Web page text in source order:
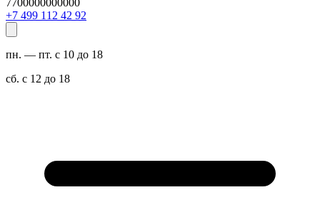
7700000000000
29 24 211 994 7+
пн. — пт. с 10 до 18
сб. с 12 до 18